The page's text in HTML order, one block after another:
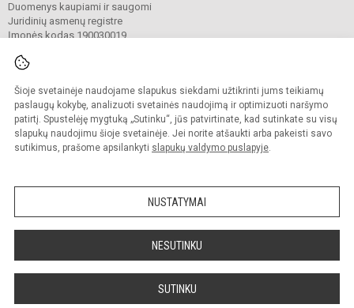
Šioje svetainėje naudojame slapukus siekdami užtikrinti jums teikiamų
paslaugų kokybę, analizuoti svetainės naudojimą ir optimizuoti naršymo
patirtį. Spustelėję mygtuką „Sutinku“, jūs patvirtinate, kad sutinkate su visų
slapukų naudojimu šioje svetainėje. Jei norite atšaukti arba pakeisti savo
sutikimus, prašome apsilankyti slapukų valdymo puslapyje.
NUSTATYMAI
NESUTINKU
SUTINKU
Duomenys kaupiami ir saugomi
Juridinių asmenų registre
Įmonės kodas 190030019
© 2023. Vilniaus lopšelis-darželis „Varpelis“. Visos teisės saugomos.
Kopijuoti turinį be raštiško įstaigos administracijos sutikimo griežtai draudžiama.
Prieinamumo paraiška Slapukų valdymas
Sumanus būdas atnaujinti